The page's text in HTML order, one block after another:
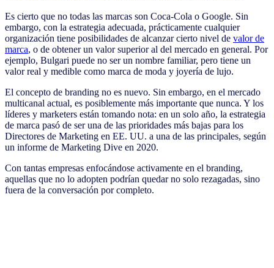
Es cierto que no todas las marcas son Coca-Cola o Google. Sin
embargo, con la estrategia adecuada, prácticamente cualquier
organización tiene posibilidades de alcanzar cierto nivel de valor de
marca, o de obtener un valor superior al del mercado en general. Por
ejemplo, Bulgari puede no ser un nombre familiar, pero tiene un
valor real y medible como marca de moda y joyería de lujo.
El concepto de branding no es nuevo. Sin embargo, en el mercado
multicanal actual, es posiblemente más importante que nunca. Y los
líderes y marketers están tomando nota: en un solo año, la estrategia
de marca pasó de ser una de las prioridades más bajas para los
Directores de Marketing en EE. UU. a una de las principales, según
un informe de Marketing Dive en 2020.
Con tantas empresas enfocándose activamente en el branding,
aquellas que no lo adopten podrían quedar no solo rezagadas, sino
fuera de la conversación por completo.